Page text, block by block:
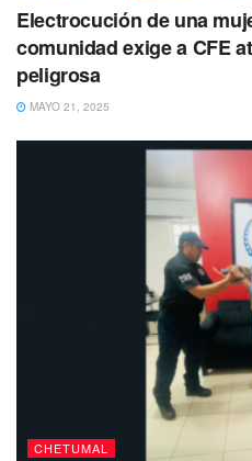
Electrocución de una
comunidad exige a CFE
peligrosa
MAYO 21, 2025
CHETUMAL